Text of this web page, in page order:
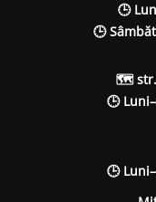
🕒
🕒
🗺 str.
🕒
🕒